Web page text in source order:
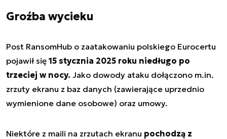
Groźba wycieku
Post RansomHub o zaatakowaniu polskiego Eurocertu
pojawił się 15 stycznia 2025 roku niedługo po
trzeciej w nocy. Jako dowody ataku dołączono m.in.
zrzuty ekranu z baz danych (zawierające uprzednio
wymienione dane osobowe) oraz umowy.
Niektóre z maili na zrzutach ekranu pochodzą z